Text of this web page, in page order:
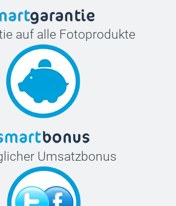
auf alle Fotoprodukte
Umsatzbonus